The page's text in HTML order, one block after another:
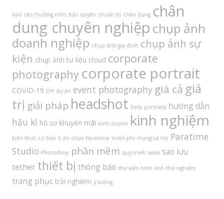
báo cáo thường niên bản quyền chuẩn bị chân dung chân
dung chuyên nghiệp chụp ảnh
doanh nghiệp chụp ảnh gia đình chụp ảnh sự
kiện chụp ảnh tư liệu cloud corporate
photography corporate portrait
COVID-19 DIY dự án event photography giá cả giá
trị giải pháp headshot help portraits hướng dẫn
hậu kì hồ sơ khuyến mãi kinh doanh kinh nghiệm
kiến thức cơ bản lí do chọn Paratime miễn phí mạng xã hội Paratime
Studio Photoshop phần mềm quy trình sales sao lưu
tether thiết bị thông báo thư viện hình ảnh thử nghiệm
trang phục trải nghiệm ý tưởng